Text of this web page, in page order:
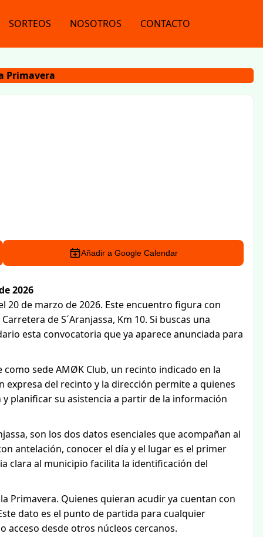
SORTEOS NOSOTROS CONTACTO
Primavera
Añadir a Google Calendar
2026
20 de marzo de 2026. Este encuentro figura con
de S´Aranjassa, Km 10. Si buscas una
esta convocatoria que ya aparece anunciada para
sede AMØK Club, un recinto indicado en la
expresa del recinto y la dirección permite a quienes
planificar su asistencia a partir de la información
son los dos datos esenciales que acompañan al
antelación, conocer el día y el lugar es el primer
clara al municipio facilita la identificación del
Primavera. Quienes quieran acudir ya cuentan con
dato es el punto de partida para cualquier
acceso desde otros núcleos cercanos.